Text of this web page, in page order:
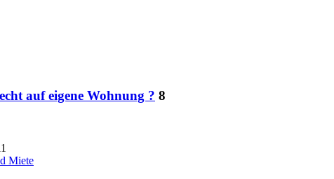
auf eigene Wohnung ? 8
Miete